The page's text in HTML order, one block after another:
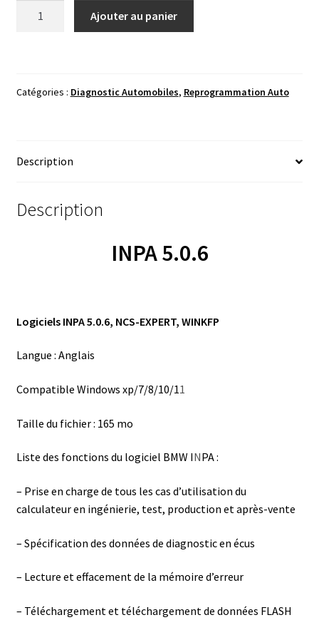
Ajouter au panier
Catégories : Diagnostic Automobiles, Reprogrammation Auto
Description
Description
INPA 5.0.6
Logiciels INPA5.0.6, NCS-EXPERT, WINKFP
Langue : Anglais
Compatible Windows xp/7/8/10/11
Taille du fichier : 165 mo
Liste des fonctions du logiciel BMW INPA :
– Prise en charge de tous les cas d’utilisation du
calculateur en ingénierie, test, production et après-vente
– Spécification des données de diagnostic en écus
– Lecture et effacement de la mémoire d’erreur
– Téléchargement et téléchargement de données FLASH